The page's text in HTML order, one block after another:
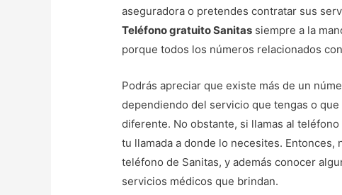
aseguradora o pretendes contratar sus
Teléfono gratuito Sanitas siempre a la
porque todos los números relacionados
Podrás apreciar que existe más de un
dependiendo del servicio que tengas o
diferente. No obstante, si llamas al
tu llamada a donde lo necesites.
teléfono de Sanitas, y además conocer
servicios médicos que brindan.